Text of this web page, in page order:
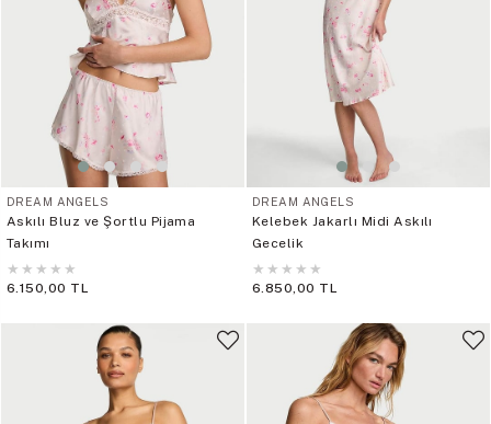
DREAM ANGELS
Askılı Bluz ve Şortlu Pijama
Takımı
★ ★ ★ ★ ★
6.150,00 TL
DREAM ANGELS
Kelebek Jakarlı Midi Askılı
Gecelik
★ ★ ★ ★ ★
6.850,00 TL